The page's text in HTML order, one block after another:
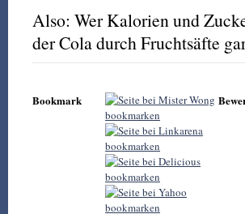
Also: Wer Kalorien und
der Cola durch Fruchtsäfte
Bookmark